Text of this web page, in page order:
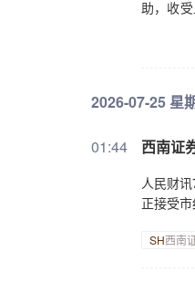
助，收
2026-07-25 星
01:44 西南证
人民财
正接受
SH西南